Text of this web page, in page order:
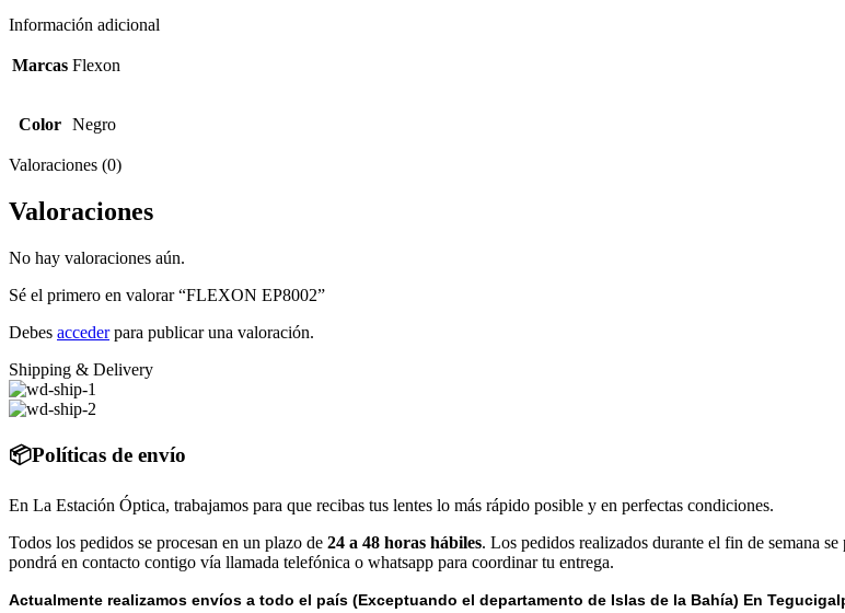
Información adicional
Marcas Flexon
Color Negro
Valoraciones (0)
Valoraciones
No hay valoraciones aún.
Sé el primero en valorar “FLEXON EP8002”
Debes accederpara publicar una valoración.
Shipping & Delivery
📦Políticas de envío
En La Estación Óptica, trabajamos para que recibas tus lentes lo más rápido posible y en perfectas condiciones.
Todos los pedidos se procesan en un plazo de 24 a 48 horas hábiles. Los pedidos realizados durante el fin de semana
pondrá en contacto contigo vía llamada telefónica o whatsapp para coordinar tu entrega.
Actualmente realizamos envíos a todo el país (Exceptuando el departamento de Islas de la Bahía) En